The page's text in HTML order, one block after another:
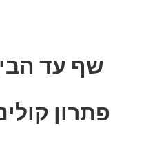
שף עד
פתרון